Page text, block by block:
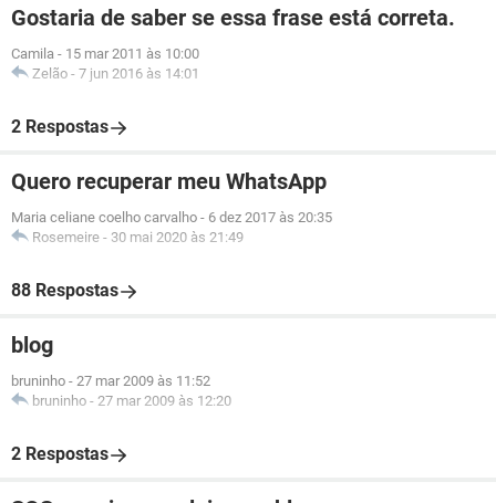
Gostaria de saber se essa frase está correta.
Camila - 15 mar 2011 às 10:00
Zelão - 7 jun 2016 às 14:01
2 Respostas
Quero recuperar meu WhatsApp
Maria celiane coelho carvalho - 6 dez 2017 às 20:35
Rosemeire - 30 mai 2020 às 21:49
88 Respostas
blog
bruninho - 27 mar 2009 às 11:52
bruninho - 27 mar 2009 às 12:20
2 Respostas